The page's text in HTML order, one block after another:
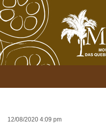
12/08/2020 4:09 pm